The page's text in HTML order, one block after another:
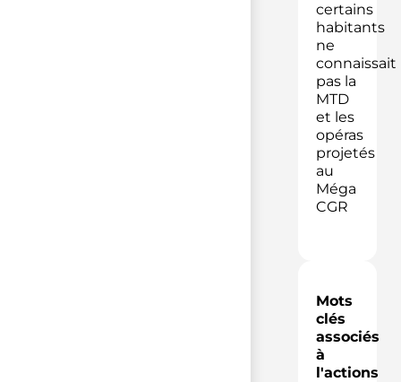
certains
habitants
ne
connaissait
pas la
MTD
et les
opéras
projetés
au
Méga
CGR
Mots
clés
associés
à
l'actions